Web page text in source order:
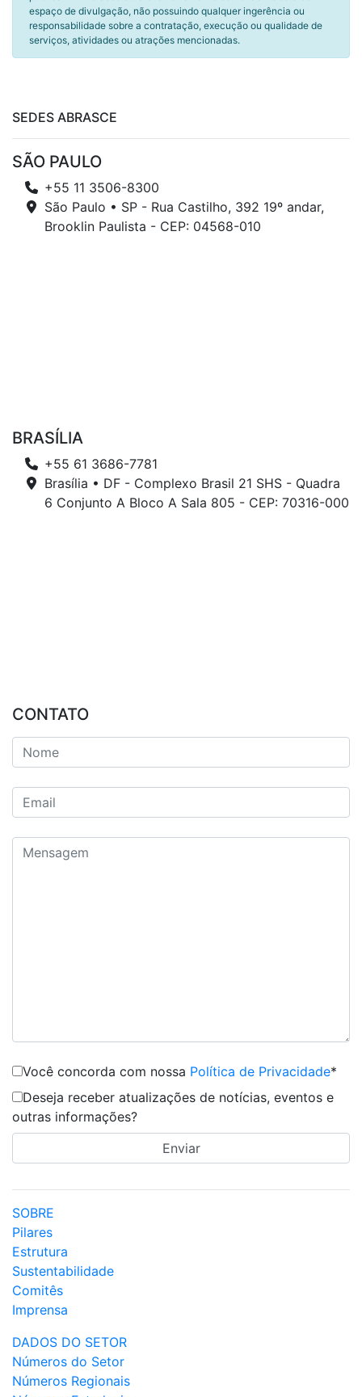
espaço de divulgação, não possuindo qualquer ingerência ou
responsabilidade sobre a contratação, execução ou qualidade de
serviços, atividades ou atrações mencionadas.
SEDES ABRASCE
SÃO PAULO
+55 11 3506-8300
São Paulo • SP - Rua Castilho, 392 19º andar,
Brooklin Paulista - CEP: 04568-010
BRASÍLIA
+55 61 3686-7781
Brasília • DF - Complexo Brasil 21 SHS - Quadra
6 Conjunto A Bloco A Sala 805 - CEP: 70316-000
CONTATO
Você concorda com nossa Política de Privacidade*
Deseja receber atualizações de notícias, eventos e
outras informações?
SOBRE
Pilares
Estrutura
Sustentabilidade
Comitês
Imprensa
DADOS DO SETOR
Números do Setor
Números Regionais